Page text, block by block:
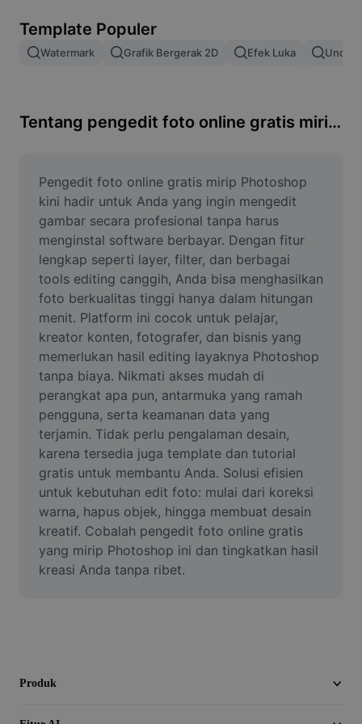
Gabung gambar
Ubah Ukuran Gambar
Pembuat Meme
AI Text Remover
AI People Remover
AI Inpainting
Face Cutout
Video
Hapus latar belakang video
Tingkatkan kualitas
Editor Video
Pangkas Video
Tambahkan Subtitle ke Video
Konverter Video
Template Populer
Watermark Grafik Bergerak 2D Efek Luka Unduh
Tentang pengedit foto online gratis mirip photoshop
Pengedit foto online gratis mirip Photoshop
kini hadir untuk Anda yang ingin mengedit
gambar secara profesional tanpa harus
menginstal software berbayar. Dengan fitur
lengkap seperti layer, filter, dan berbagai
tools editing canggih, Anda bisa menghasilkan
foto berkualitas tinggi hanya dalam hitungan
menit. Platform ini cocok untuk pelajar,
kreator konten, fotografer, dan bisnis yang
memerlukan hasil editing layaknya Photoshop
tanpa biaya. Nikmati akses mudah di
perangkat apa pun, antarmuka yang ramah
pengguna, serta keamanan data yang
terjamin. Tidak perlu pengalaman desain,
karena tersedia juga template dan tutorial
gratis untuk membantu Anda. Solusi efisien
untuk kebutuhan edit foto: mulai dari koreksi
warna, hapus objek, hingga membuat desain
kreatif. Cobalah pengedit foto online gratis
yang mirip Photoshop ini dan tingkatkan hasil
kreasi Anda tanpa ribet.
Produk